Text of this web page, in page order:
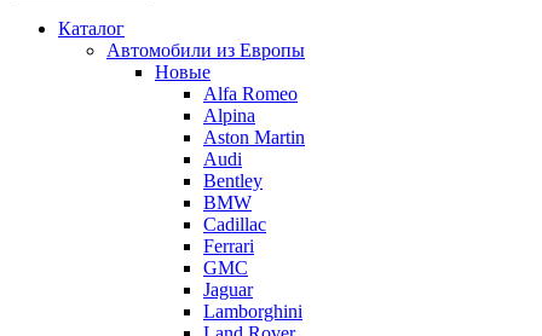
Каталог
Автомобили из Европы
Новые
Alfa Romeo
Alpina
Aston Martin
Audi
Bentley
BMW
Cadillac
Ferrari
GMC
Jaguar
Lamborghini